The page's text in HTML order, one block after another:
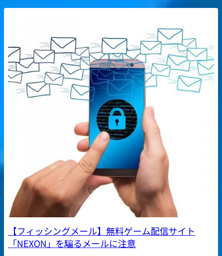
【フィッシングメール】無料ゲーム配信サイト
「NEXON」を騙るメールに注意